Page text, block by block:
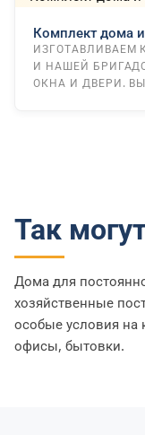
Комплект дома
ИЗГОТАВЛИВАЕМ
И НАШЕЙ
ОКНА И ДВЕРИ.
Так
Дома для
хозяйственные
особые условия на
офисы, бытовки.